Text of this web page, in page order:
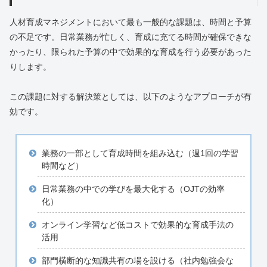
人材育成マネジメントにおいて最も一般的な課題は、時間と予算
の不足です。日常業務が忙しく、育成に充てる時間が確保できな
かったり、限られた予算の中で効果的な育成を行う必要があった
りします。
この課題に対する解決策としては、以下のようなアプローチが有
効です。
業務の一部として育成時間を組み込む（週1回の学習
時間など）
日常業務の中での学びを最大化する（OJTの効率
化）
オンライン学習など低コストで効果的な育成手法の
活用
部門横断的な知識共有の場を設ける（社内勉強会な